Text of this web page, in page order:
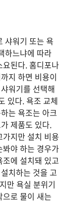
샤워기 또는 욕
하느냐에 따라
된다. 홈디포나
지 하면 비용이
워기를 선택해
있다. 욕조 교체
는 욕조는 아크
제품도 있다.
지만 설치 비용
야 하는 경우가
에 설치돼 있고
치하는 것을 고
만 욕실 분위기
로 물이 새는